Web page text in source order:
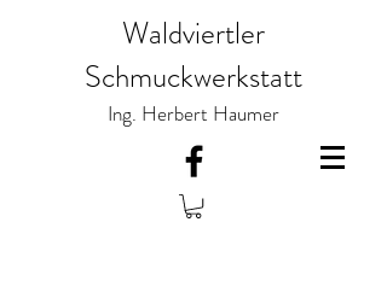
Waldviertler
Schmuckwerkstatt
Ing. Herbert Haumer